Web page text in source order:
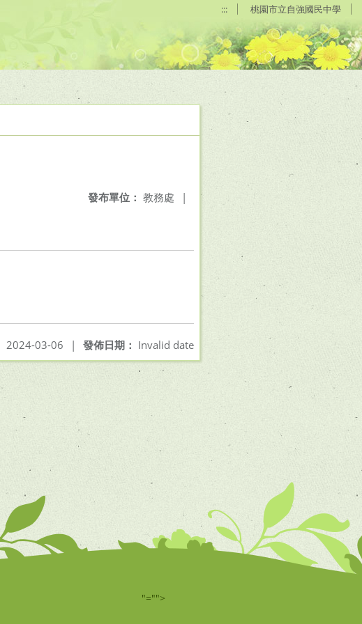
::: 桃園市立自強國民中學
發布單位： 教務處 |
發佈日期： Invalid date
2024-03-06 |
"="">